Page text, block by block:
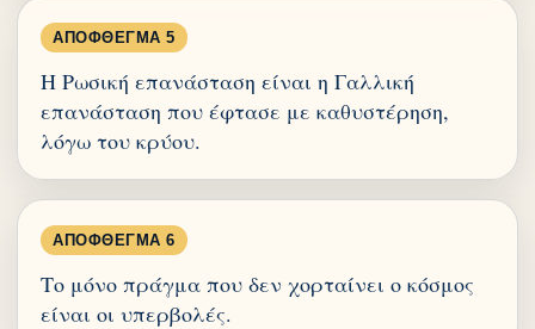
ΑΠΌΦΘΕΓΜΑ 5
Η Ρωσική επανάσταση είναι η Γαλλική
επανάσταση που έφτασε με καθυστέρηση,
λόγω του κρύου.
ΑΠΌΦΘΕΓΜΑ 6
Το μόνο πράγμα που δεν χορταίνει ο κόσμος
είναι οι υπερβολές.